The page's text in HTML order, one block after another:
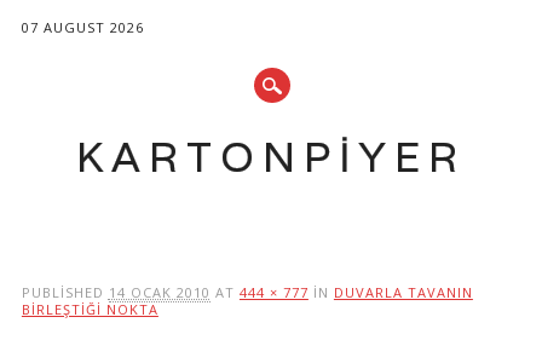
07 AUGUST 2026
KARTONPIYER
content
PUBLISHED 14 OCAK 2010 AT 444 × 777 IN DUVARLA TAVANIN
BIRLEŞTIĞI NOKTA